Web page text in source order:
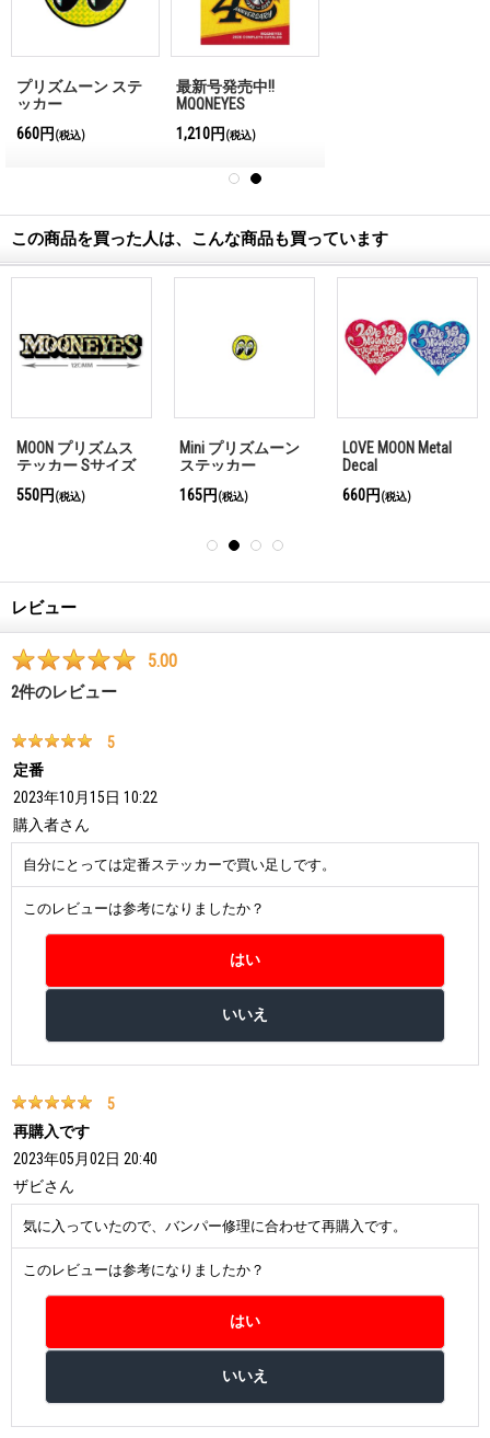
プリズムーン ステ
ッカー
660円 (税込)
最新号発売中!!
MQQNEYES
Magazine No.28 2026
1,210円 (税込)
この商品を買った人は、こんな商品も買っています
MOON プリズムス
テッカー Sサイズ
550円 (税込)
Mini プリズムーン
ステッカー
165円 (税込)
LOVE MOON Metal
Decal
660円 (税込)
レビュー
5.00
2件のレビュー
5
定番
2023年10月15日 10:22
購入者さん
自分にとっては定番ステッカーで買い足しです。
このレビューは参考になりましたか？
5
再購入です
2023年05月02日 20:40
ザビさん
気に入っていたので、バンパー修理に合わせて再購入です。
このレビューは参考になりましたか？